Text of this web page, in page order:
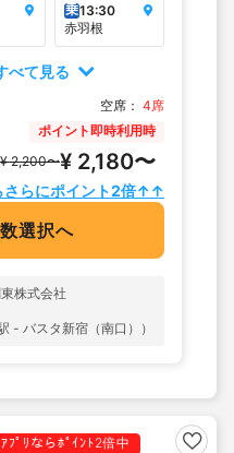
乗13:30
赤羽根
べて見る
空席： 4席
ポイント即時利用時
¥ 2,200〜¥ 2,180〜
さらにポイント2倍↑↑
選択へ
株式会社
- バスタ新宿（南口））
ｱﾌﾟﾘならﾎﾟｲﾝﾄ2倍中